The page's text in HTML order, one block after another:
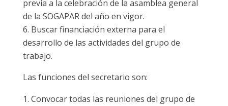
previa a la celebración de la asamblea general
de la SOGAPAR del año en vigor.
Buscar financiación externa para el
desarrollo de las actividades del grupo de
trabajo.
Las funciones del secretario son:
Convocar todas las reuniones del grupo de